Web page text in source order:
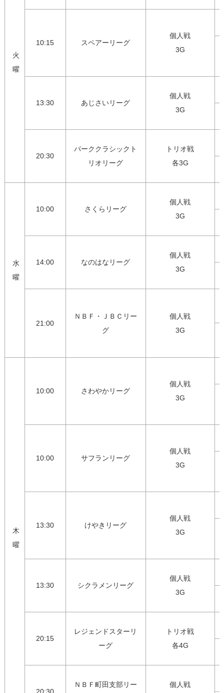
火
曜
10:15 スペアーリーグ
個人戦
3G
13:30 あじさいリーグ
個人戦
3G
20:30
パーククラシックト
リオリーグ
トリオ戦
各3G
水
曜
10:00 さくらリーグ
個人戦
3G
14:00 なのはなリーグ
個人戦
3G
21:00
ＮＢＦ・ＪＢＣリー
グ
個人戦
3G
木
曜
10:00 さわやかリーグ
個人戦
3G
10:00 サフランリーグ
個人戦
3G
13:30 けやきリーグ
個人戦
3G
13:30 シクラメンリーグ
個人戦
3G
20:15
レジェンドスターリ
ーグ
トリオ戦
各4G
ＮＢＦ町田支部リー 個人戦